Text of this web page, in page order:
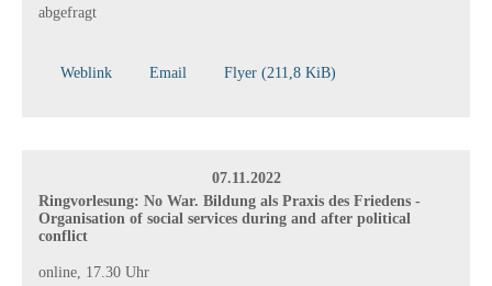
abgefragt
Weblink Email Flyer (211,8 KiB)
07.11.2022
Ringvorlesung: No War. Bildung als Praxis des Friedens -
Organisation of social services during and after political
conflict
online, 17.30 Uhr